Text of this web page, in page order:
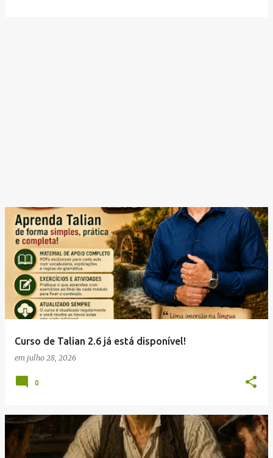
Curso de Talian 2.6 já está disponível!
em julho 28, 2026
0